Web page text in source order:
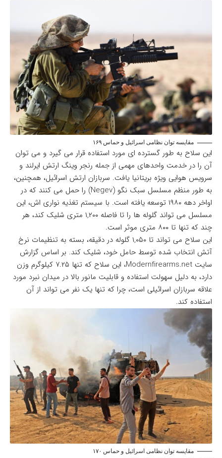
مقایسه توان نظامی اسرائیل و حماس ۱۶۹
این سلاح به طور گسترده ای مورد استفاده قرار می گیرد و می توان
آن را در خدمت واحدهای مهمی از جمله رنجر وینگ ارتش ایرلند و
سرویس هوایی ویژه بریتانیا یافت. سربازان ارتش اسرائیل، همچنین،
به طور منظم مسلسل سبک نگو (Negev) را حمل می کنند که در
اواخر دهه ۱۹۸۰ توسعه یافته است. با سیستم تغذیه نواری اش، این
مسلسل می تواند گلوله ها را تا فاصله ۱,۲۰۰ متری شلیک کند، هر
چند که تنها تا ۸۰۰ متری موثر است.
این سلاح می تواند تا ۱,۰۵۰ گلوله در دقیقه، بسته به تنظیمات نرخ
آتش انتخاب شده توسط حامل خود، شلیک کند. بر اساس گزارش
سایت Modernfirearms.net، این سلاح که تنها ۷.۲۵ کیلوگرم وزن
دارد، به دلیل سهولت استفاده و قابلیت مانور بالا در میدان نبرد مورد
علاقه سربازان اسرائیلی است، چرا که تنها یک نفر می تواند از آن
استفاده کند.
مقایسه توان نظامی اسرائیل و حماس ۱۷۰